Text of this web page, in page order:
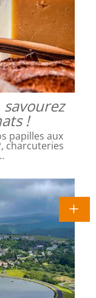
!
papilles aux
charcuteries